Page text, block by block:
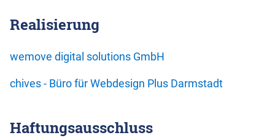
Realisierung
wemove digital solutions GmbH
chives - Büro für Webdesign Plus Darmstadt
Haftungsausschluss